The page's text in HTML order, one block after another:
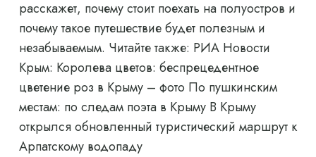
расскажет, почему стоит поехать на полуостров и
почему такое путешествие будет полезным и
незабываемым. Читайте также: РИА Новости
Крым: Королева цветов: беспрецедентное
цветение роз в Крыму – фото По пушкинским
местам: по следам поэта в Крыму В Крыму
открылся обновленный туристический маршрут к
Арпатскому водопаду